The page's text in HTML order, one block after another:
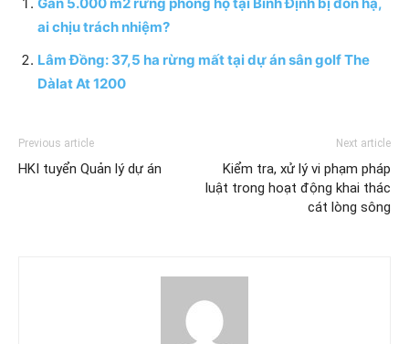
ai chịu trách nhiệm?
Lâm Đồng: 37,5 ha rừng mất tại dự án sân golf The
Dàlat At 1200
Previous article
HKI tuyển Quản lý dự án
Next article
Kiểm tra, xử lý vi phạm pháp
luật trong hoạt động khai thác
cát lòng sông